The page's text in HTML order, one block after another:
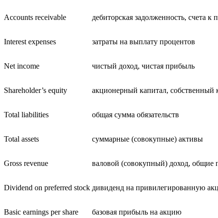
Accounts receivable дебиторская задолженность, счета к
Interest expenses затраты на выплату процентов
Net income чистый доход, чистая прибыль
Shareholder’s equity акционерный капитал, собственный
Total liabilities общая сумма обязательств
Total assets суммарные (совокупные) активы
Gross revenue валовой (совокупный) доход, общие
Dividend on preferred stock дивиденд на привилегированную
Basic earnings per share
базовая прибыль на акцию